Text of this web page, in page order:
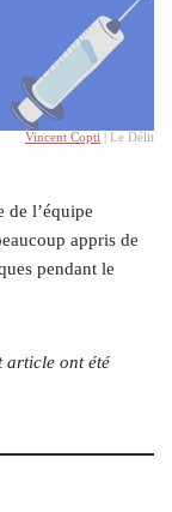
Vincent Copti | Le Délit
de l’équipe
appris de
pendant le
article ont été